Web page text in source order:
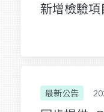
新增檢驗項
最新公告